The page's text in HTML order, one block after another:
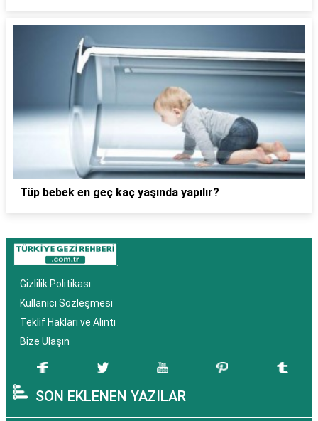
Tüp bebek en geç kaç yaşında yapılır?
Gizlilik Politikası
Kullanıcı Sözleşmesi
Teklif Hakları ve Alıntı
Bize Ulaşın
SON EKLENEN YAZILAR